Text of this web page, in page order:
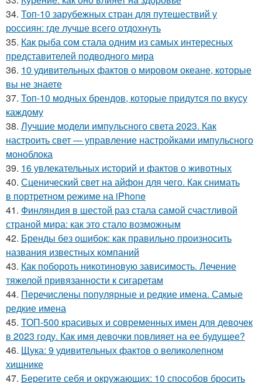
34. Топ-10 зарубежных стран для путешествий у
россиян: где лучше всего отдохнуть
35. Как рыба сом стала одним из самых интересных
представителей подводного мира
36. 10 удивительных фактов о мировом океане, которые
вы не знаете
37. Топ-10 модных брендов, которые придутся по вкусу
каждому
38. Лучшие модели импульсного света 2023. Как
настроить свет — управление настройками импульсного
моноблока
39. 16 увлекательных историй и фактов о животных
40. Сценический свет на айфон для чего. Как снимать
в портретном режиме на iPhone
41. Финляндия в шестой раз стала самой счастливой
страной мира: как это стало возможным
42. Бренды без ошибок: как правильно произносить
названия известных компаний
43. Как побороть никотиновую зависимость. Лечение
тяжелой привязанности к сигаретам
44. Перечислены популярные и редкие имена. Самые
редкие имена
45. ТОП-500 красивых и современных имен для девочек
в 2023 году. Как имя девочки повлияет на ее будущее?
46. Щука: 9 удивительных фактов о великолепном
хищнике
47. Берегите себя и окружающих: 10 способов бросить